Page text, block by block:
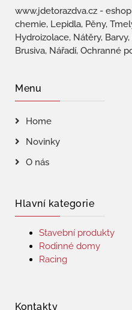
www.jdetorazdva.cz -
chemie, Lepidla, Pěny,
Hydroizolace, Nátěry,
Brusiva, Nářadí, Ochranné
Menu
Home
Novinky
O nás
Hlavní kategorie
Stavební produkty
Rodinné domy
Racing
Kontakty